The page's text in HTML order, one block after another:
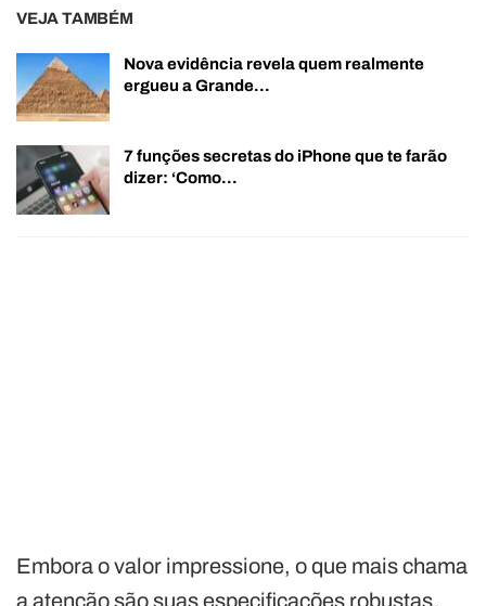
VEJA TAMBÉM
Nova evidência revela quem realmente
ergueu a Grande…
7 funções secretas do iPhone que te farão
dizer: ‘Como…
Embora o valor impressione, o que mais chama
a atenção são suas especificações robustas,